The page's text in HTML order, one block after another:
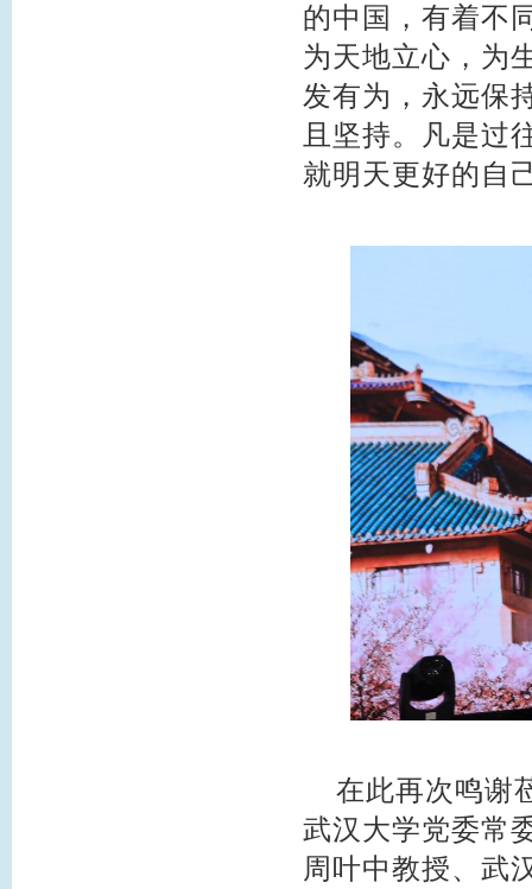
的中国，有着不
为天地立心，为
发有为，永远保
且坚持。凡是过
就明天更好的自
在此再次鸣谢
武汉大学党委常
周叶中教授、武